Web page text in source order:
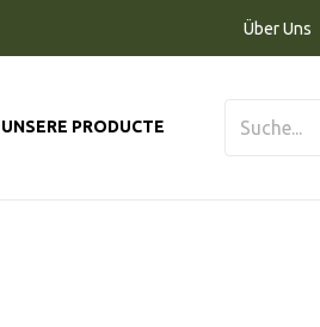
UNSERE PRODUCTE
Über Uns